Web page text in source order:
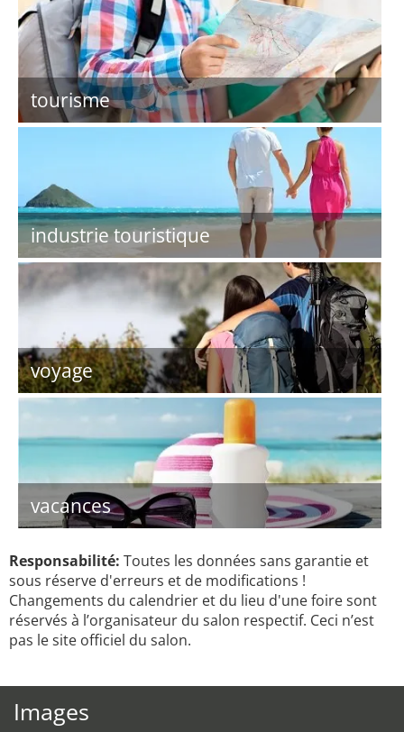
tourisme
industrie touristique
voyage
vacances
Responsabilité: Toutes les données sans garantie et
sous réserve d'erreurs et de modifications !
Changements du calendrier et du lieu d'une foire sont
réservés à l’organisateur du salon respectif. Ceci n’est
pas le site officiel du salon.
Images